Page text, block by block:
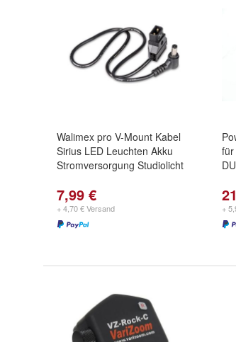
Walimex pro V-Mount Kabel
Sirius LED Leuchten Akku
Stromversorgung Studiolicht
7,99 €
+ 4,70 € Versand
für
+